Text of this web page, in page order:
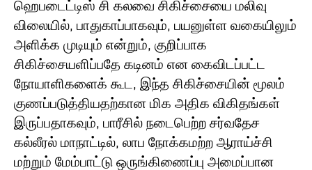
ஹெபடைட்டிஸ் சி கலவை சிகிச்சையை மலிவு
விலையில், பாதுகாப்பாகவும், பயனுள்ள வகையிலும்
அளிக்க முடியும் என்றும், குறிப்பாக
சிகிச்சையளிப்பதே கடினம் என கைவிடப்பட்ட
நோயாளிகளைக் கூட, இந்த சிகிச்சையின் மூலம்
குணப்படுத்தியதற்கான மிக அதிக விகிதங்கள்
இருப்பதாகவும், பாரீசில் நடைபெற்ற சர்வதேச
கல்லீரல் மாநாட்டில், லாப நோக்கமற்ற ஆராய்ச்சி
மற்றும் மேம்பாட்டு ஒருங்கிணைப்பு அமைப்பான